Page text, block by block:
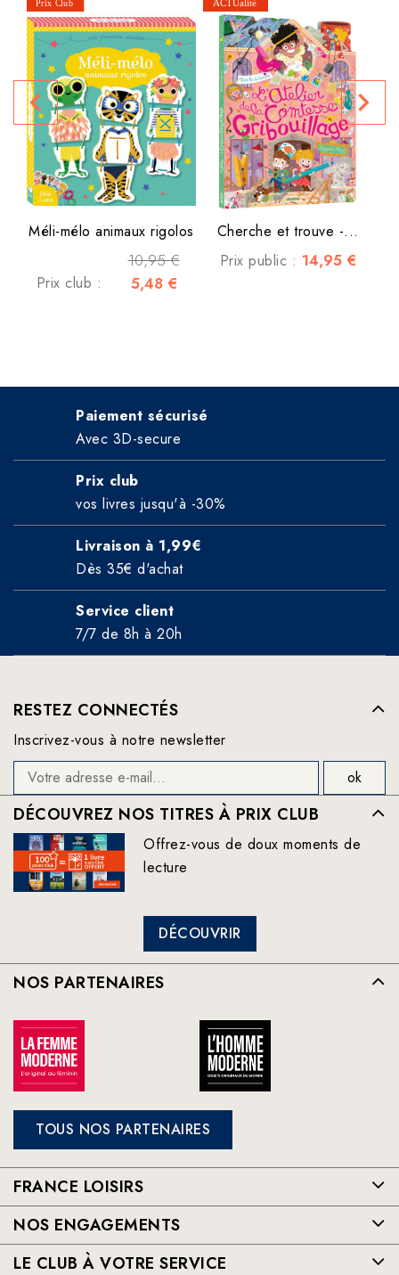
Méli-mélo animaux rigolos
10,95 €
Prix club : 5,48 €
Cherche et trouve -...
Prix public : 14,95 €
navigate_before navigate_next
Paiement sécurisé
Avec 3D-secure
Prix club
vos livres jusqu'à -30%
Livraison à 1,99€
Dès 35€ d'achat
Service client
7/7 de 8h à 20h
RESTEZ CONNECTÉS
Inscrivez-vous à notre newsletter
DÉCOUVREZ NOS TITRES À PRIX CLUB
Offrez-vous de doux moments de
lecture
DÉCOUVRIR
NOS PARTENAIRES
TOUS NOS PARTENAIRES
FRANCE LOISIRS
NOS ENGAGEMENTS
LE CLUB À VOTRE SERVICE